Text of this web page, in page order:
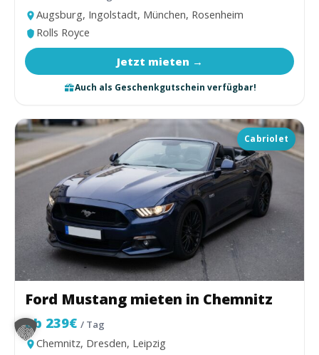
Augsburg, Ingolstadt, München, Rosenheim
Rolls Royce
Jetzt mieten →
Auch als Geschenkgutschein verfügbar!
Cabriolet
Ford Mustang mieten in Chemnitz
ab 239€ / Tag
Chemnitz, Dresden, Leipzig